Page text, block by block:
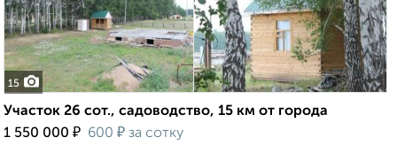
15
Участок 26 сот., садоводство, 15 км от города
1 550 000 ₽ 600 ₽ за сотку